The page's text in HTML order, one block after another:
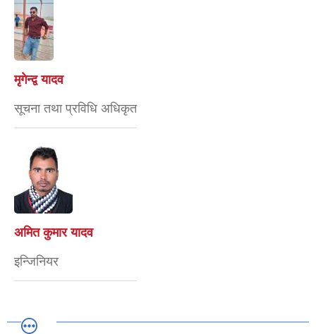
मृगेन्द्व यादव
सूचना तथा प्रविधि अधिकृत
अमित कुमार यादव
इन्जिनियर